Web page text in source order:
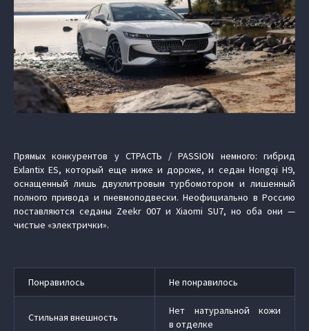
Прямых конкурентов у СТРАСТЬ / PASSION немного: гибрид
Exlantix ES, который еще ниже и дороже, и седан Hongqi H9,
оснащенный лишь двухлитровым турбомотором и лишенный
полного привода и пневмоподвески. Неофициально в Россию
поставляются седаны Zeekr 007 и Xiaomi SU7, но оба они —
чистые «электрички».
Понравилось Не понравилось
Стильная внешность
Нет натуральной кожи
в отделке